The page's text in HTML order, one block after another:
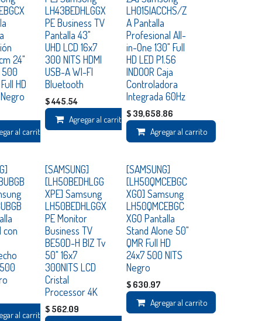
24"
500
HD
al carrito
LH43BEDHLGGX
PE Business TV
Pantalla 43"
UHD LCD 16x7
300 NITS HDMI
USB-A WI-FI
Bluetooth
$445.54
Agregar al carrito
LH015IACCHS/Z
A Pantalla
Profesional All-
in-One 130" Full
HD LED P1.56
INDOOR Caja
Controladora
Integrada 60Hz
$ 39,658.86
Agregar al carrito
con
al carrito
Consultar
[SAMSUNG]
[LH50BEDHLGG
XPE] Samsung
LH50BEDHLGGX
PE Monitor
Business TV
BE50D-H BIZ Tv
50" 16x7
300NITS LCD
Cristal
Processor 4K
$ 562.09
Consultar
[SAMSUNG]
[LH50QMCEBGC
XGO] Samsung
LH50QMCEBGC
XGO Pantalla
Stand Alone 50"
QMR Full HD
24x7 500 NITS
Negro
$ 630.97
Agregar al carrito